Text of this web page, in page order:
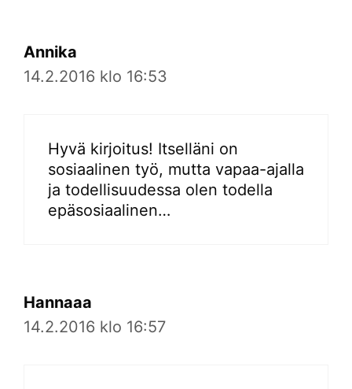
Annika
14.2.2016 klo 16:53
Hyvä kirjoitus! Itselläni on
sosiaalinen työ, mutta vapaa-ajalla
ja todellisuudessa olen todella
epäsosiaalinen…
Hannaaa
14.2.2016 klo 16:57